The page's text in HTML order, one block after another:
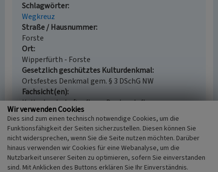
Schlagwörter
Wegkreuz
Straße / Hausnummer
Forste
Ort
Wipperfürth - Forste
Gesetzlich geschütztes Kulturdenkmal
Ortsfestes Denkmal gem. § 3 DSchG NW
Fachsicht(en)
Kulturlandschaftspflege, Denkmalpflege
Erfassungsmaßstab
i.d.R. 1:5.000 (größer als 1:20.000)
Erfassungsmethode
Literaturauswertung, Archivauswertung
Historischer Zeitraum
Beginn 1700 bis 1800
Wir verwenden Cookies
Dies sind zum einen technisch notwendige Cookies, um die
Funktionsfähigkeit der Seiten sicherzustellen. Diesen können Sie
nicht widersprechen, wenn Sie die Seite nutzen möchten. Darüber
hinaus verwenden wir Cookies für eine Webanalyse, um die
Nutzbarkeit unserer Seiten zu optimieren, sofern Sie einverstanden
sind. Mit Anklicken des Buttons erklären Sie Ihr Einverständnis.